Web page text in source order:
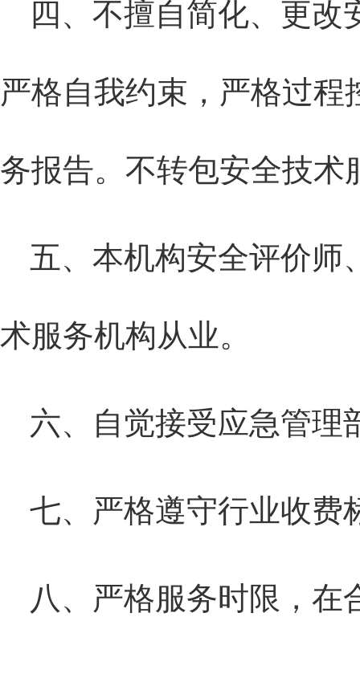
四、不擅自简化、更
严格自我约束，严格过
务报告。不转包安全技术
五、本机构安全评价师
术服务机构从业。
六、自觉接受应急管理
七、严格遵守行业收费
八、严格服务时限，在